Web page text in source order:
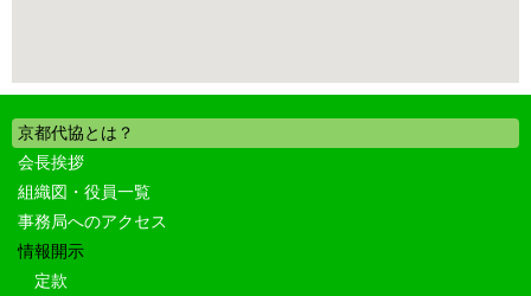
京都代協とは？
会長挨拶
組織図・役員一覧
事務局へのアクセス
情報開示
定款